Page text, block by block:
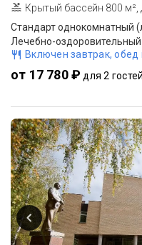
Крытый бассейн 800 м²,
Стандарт однокомнатный
Лечебно-
Включен завтрак, обед
от 17 780 ₽ для 2 гостей